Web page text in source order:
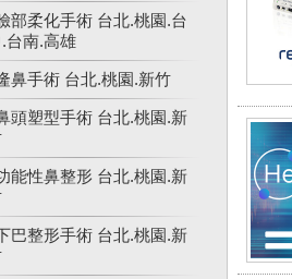
部柔化手術 台北.桃園.台
台南.高雄
鼻手術 台北.桃園.新竹
頭塑型手術 台北.桃園.新
能性鼻整形 台北.桃園.新
巴整形手術 台北.桃園.新